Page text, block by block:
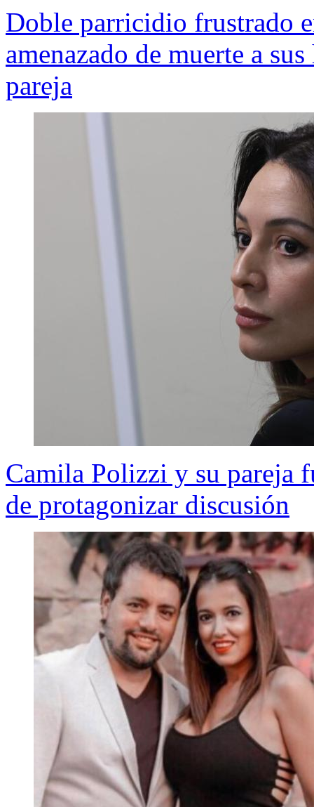
Doble parricidio frustrado
amenazado de muerte a
pareja
Camila Polizzi y su pareja
de protagonizar discusión